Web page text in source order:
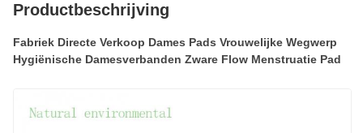
Productbeschrijving
Fabriek Directe Verkoop Dames Pads Vrouwelijke Wegwerp
Hygiënische Damesverbanden Zware Flow Menstruatie Pad